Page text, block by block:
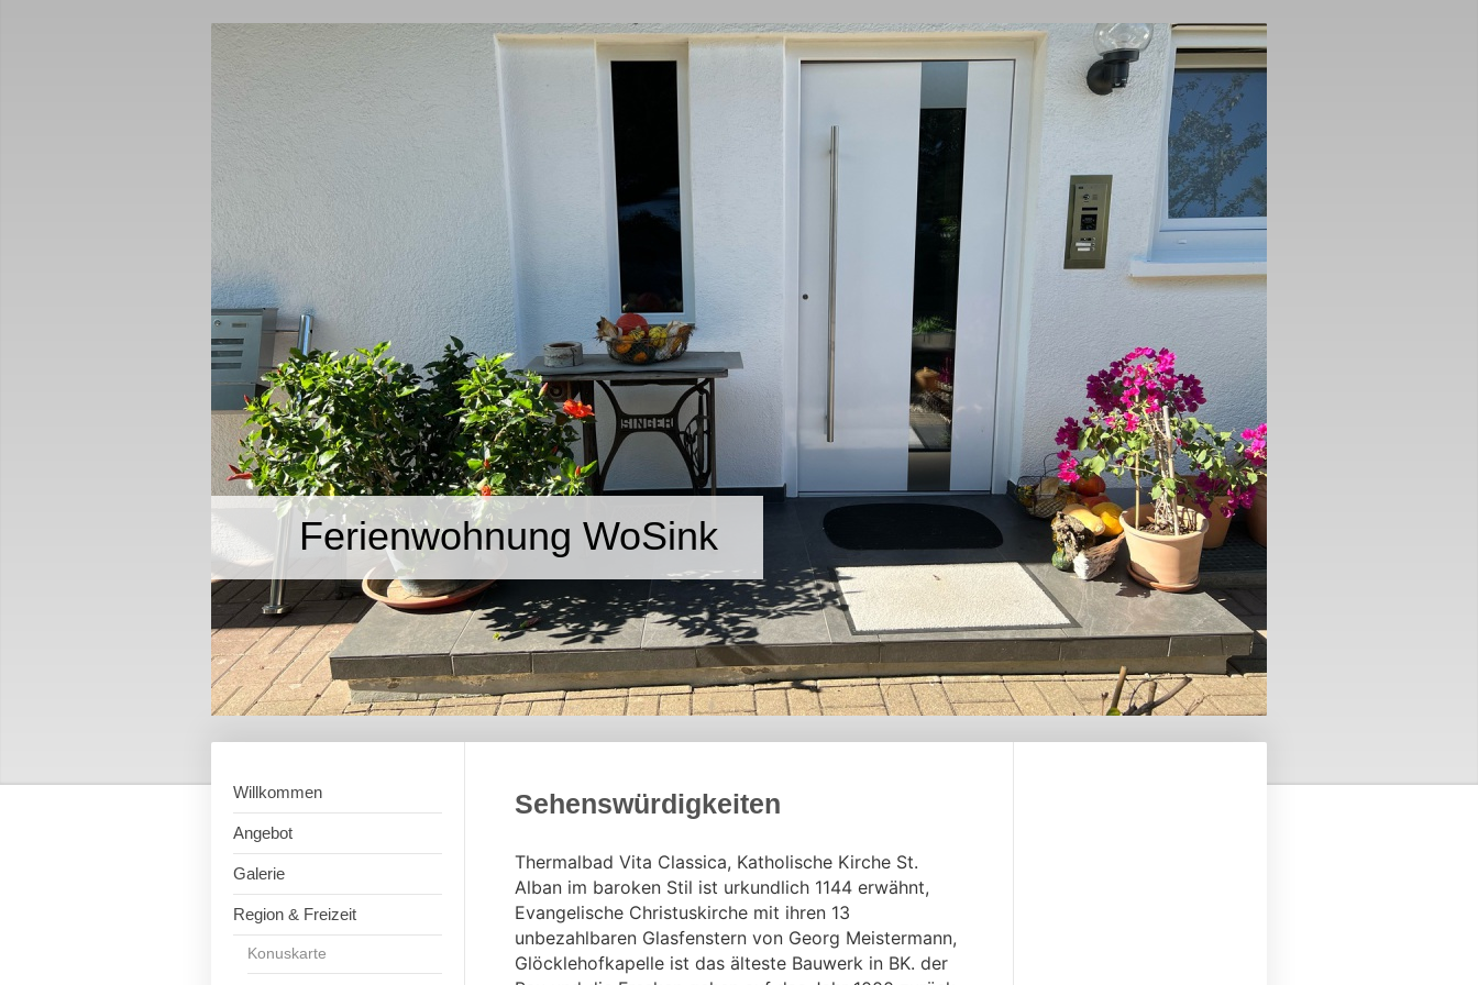
Ferienwohnung WoSink
Willkommen
Angebot
Galerie
Region & Freizeit
Konuskarte
Sehenswürdigkeiten
Thermalbad Vita Classica, Katholische Kirche St.
Alban im baroken Stil ist urkundlich 1144 erwähnt,
Evangelische Christuskirche mit ihren 13
unbezahlbaren Glasfenstern von Georg Meistermann,
Glöcklehofkapelle ist das älteste Bauwerk in BK. der